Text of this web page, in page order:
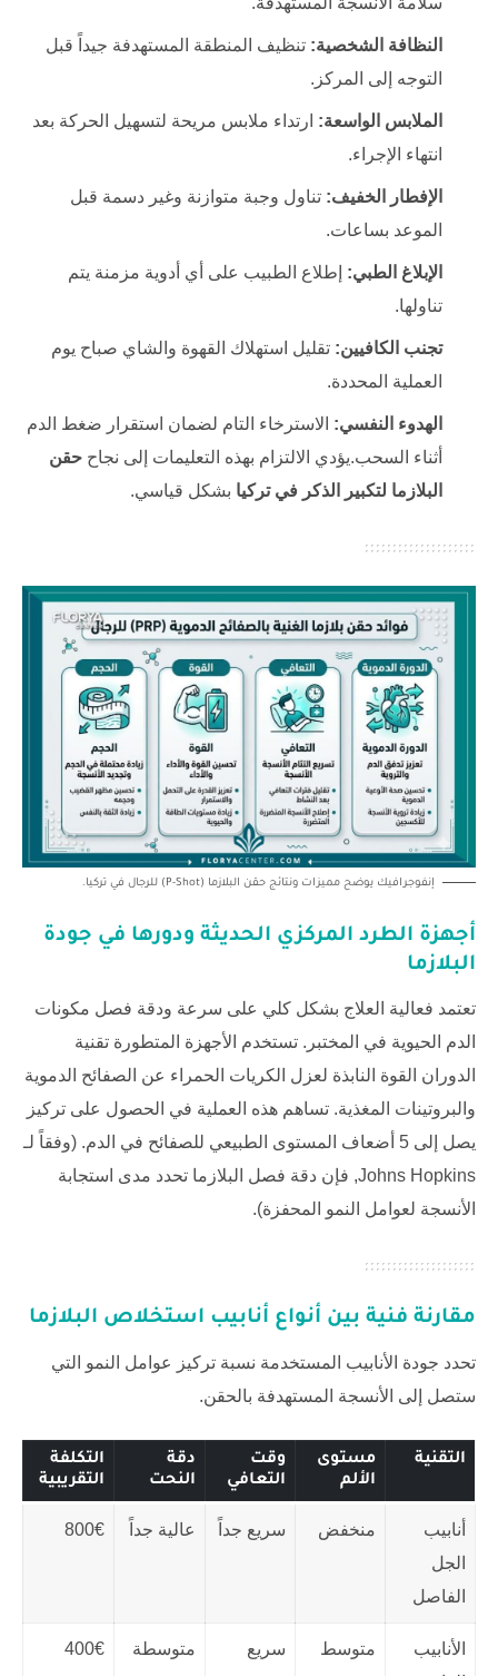
النظافة الشخصية: تنظيف المنطقة المستهدفة جيداً قبل
التوجه إلى المركز.
الملابس الواسعة: ارتداء ملابس مريحة لتسهيل الحركة بعد
انتهاء الإجراء.
الإفطار الخفيف: تناول وجبة متوازنة وغير دسمة قبل
الموعد بساعات.
الإبلاغ الطبي: إطلاع الطبيب على أي أدوية مزمنة يتم
تناولها.
تجنب الكافيين: تقليل استهلاك القهوة والشاي صباح يوم
العملية المحددة.
الهدوء النفسي: الاسترخاء التام لضمان استقرار ضغط الدم
أثناء السحب.يؤدي الالتزام بهذه التعليمات إلى نجاح حقن
البلازما لتكبير الذكر في تركيا بشكل قياسي.
إنفوجرافيك يوضح مميزات ونتائج حقن البلازما (P-Shot) للرجال في تركيا.
أجهزة الطرد المركزي الحديثة ودورها في جودة
البلازما
تعتمد فعالية العلاج بشكل كلي على سرعة ودقة فصل مكونات
الدم الحيوية في المختبر. تستخدم الأجهزة المتطورة تقنية
الدوران القوة النابذة لعزل الكريات الحمراء عن الصفائح الدموية
والبروتينات المغذية. تساهم هذه العملية في الحصول على تركيز
يصل إلى 5 أضعاف المستوى الطبيعي للصفائح في الدم. (وفقاً لـ
Johns Hopkins, فإن دقة فصل البلازما تحدد مدى استجابة
الأنسجة لعوامل النمو المحفزة).
مقارنة فنية بين أنواع أنابيب استخلاص البلازما
تحدد جودة الأنابيب المستخدمة نسبة تركيز عوامل النمو التي
ستصل إلى الأنسجة المستهدفة بالحقن.
التقنية
مستوى
الألم
وقت
التعافي
دقة
النحت
التكلفة
التقريبية
أنابيب
الجل
الفاصل
منخفض سريع جداً عالية جداً 800€
الأنابيب
متوسط سريع متوسطة 400€